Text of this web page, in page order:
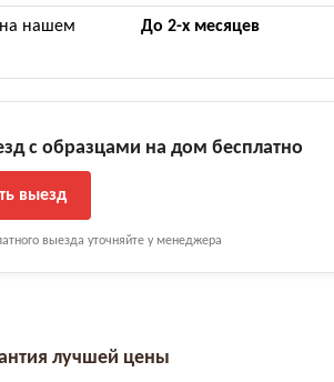
нашем
До 2-х месяцев
с образцами на дом бесплатно
выезд
выезда уточняйте у менеджера
лучшей цены